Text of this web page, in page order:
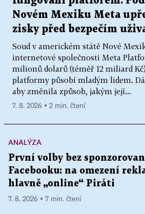
Novém Mexiku Meta
zisky před bezpečím
Soud v americkém státě Nové
internetové společnosti Meta
milionů dolarů (téměř 12 miliard
platformy působí mladým lidem.
aby změnila způsob, jakým její...
7. 8. 2026 ▪ 2 min. čtení
ANALÝZA
První volby bez
Facebooku: na omezení
hlavně „online“ Piráti
7. 8. 2026 ▪ 7 min. čtení